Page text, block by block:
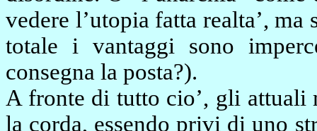
vedere l’utopia fatta realta’, ma
totale i vantaggi sono
consegna la posta?).
A fronte di tutto cio’, gli attuali
la corda, essendo privi di uno